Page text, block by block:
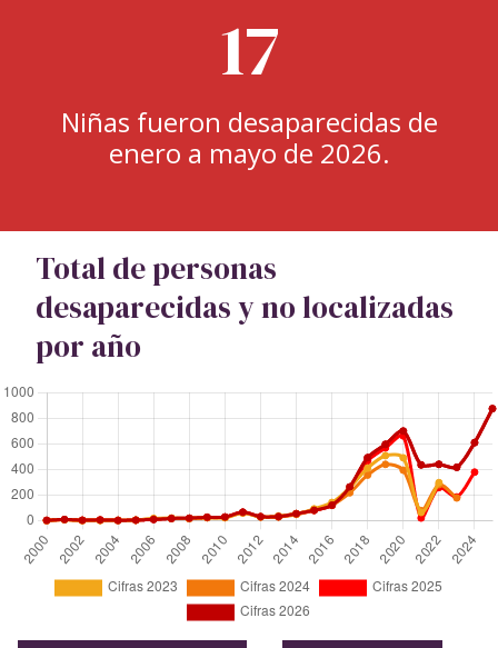
17
Niñas fueron desaparecidas de
enero a mayo de 2026.
Total de personas
desaparecidas y no localizadas
por año